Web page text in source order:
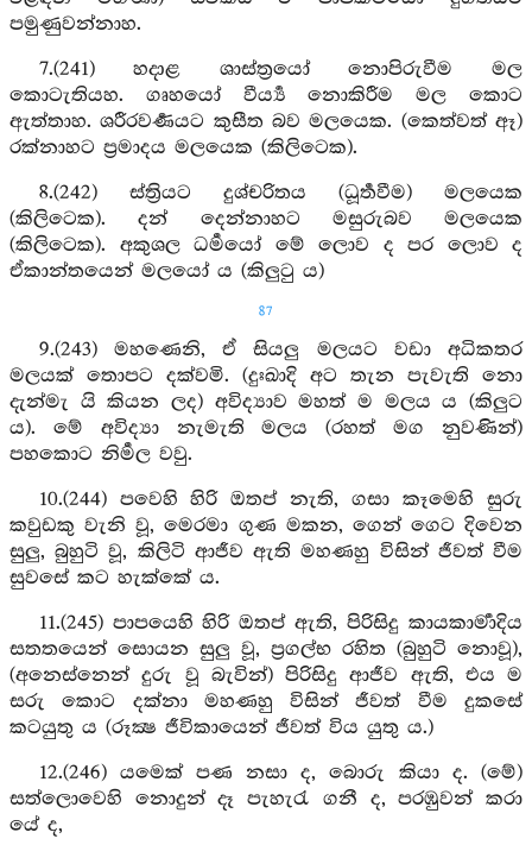
පමුණුවන්නාහ.
7.(241) හදාළ ශාස්ත්‍රයෝ නොපිරුවීම මල
කොටැතියහ. ගෘහයෝ වීර්‍ය්‍ය නොකිරීම මල කොට
ඇත්තාහ. ශරීරවර්‍ණයට කුසීත බව මලයෙක. (කෙත්වත් ඈ)
රක්නාහට ප්‍රමාදය මලයෙක (කිලිටෙක).
8.(242) ස්ත්‍රියට දුශ්චරිතය (ධූර්‍තවීම) මලයෙක
(කිලිටෙක). දන් දෙන්නාහට මසුරුබව මලයෙක
(කිලිටෙක). අකුශල ධර්‍මයෝ මේ ලොව ද පර ලොව ද
ඒකාන්තයෙන් මලයෝ ය (කිලුටු ය)
87
9.(243) මහණෙනි, ඒ සියලු මලයට වඩා අධිකතර
මලයක් තොපට දක්වමි. (දුඃඛාදි අට තැන පැවැති නො
දැන්මැ යි කියන ලද) අවිද්‍යාව මහත් ම මලය ය (කිලුට
ය). මේ අවිද්‍යා නැමැති මලය (රහත් මග නුවණින්)
පහකොට නිර්‍මල වවු.
10.(244) පවෙහි හිරි ඔතප් නැති, ගසා කෑමෙහි සුරු
කවුඩකු වැනි වූ, මෙරමා ගුණ මකන, ගෙන් ගෙට දිවෙන
සුලු, බුහුටි වූ, කිලිටි ආජීව ඇති මහණහු විසින් ජීවත් වීම
සුවසේ කට හැක්කේ ය.
11.(245) පාපයෙහි හිරි ඔතප් ඇති, පිරිසිදු කායකාර්‍මාදිය
සතතයෙන් සොයන සුලු වූ, ප්‍රගල්භ රහිත (බුහුටි නොවූ),
(අනෙස්නෙන් දුරු වූ බැවින්) පිරිසිදු ආජීව ඇති, එය ම
සරු කොට දක්නා මහණහු විසින් ජීවත් වීම දුකසේ
කටයුතු ය (රූක්‍ෂ ජීවිකායෙන් ජීවත් විය යුතු ය.)
12.(246) යමෙක් පණ නසා ද, බොරු කියා ද. (මේ)
සත්ලොවෙහි නොදුන් දෑ පැහැරැ ගනී ද, පරඹුවන් කරා
යේ ද,